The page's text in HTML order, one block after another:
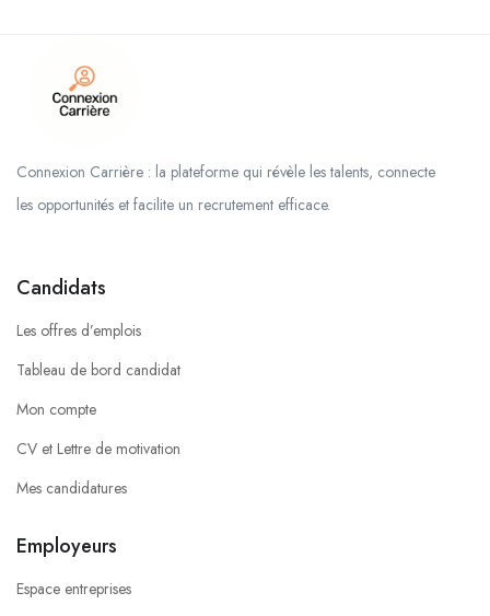
Connexion Carrière : la plateforme qui révèle les talents, connecte
les opportunités et facilite un recrutement efficace.
Candidats
Les offres d’emplois
Tableau de bord candidat
Mon compte
CV et Lettre de motivation
Mes candidatures
Employeurs
Espace entreprises